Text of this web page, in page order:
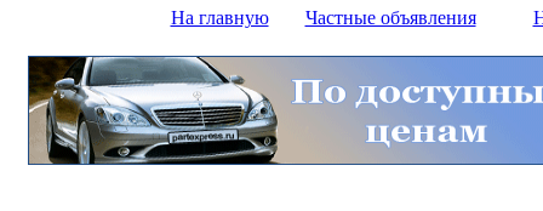
На главную Частные объявления